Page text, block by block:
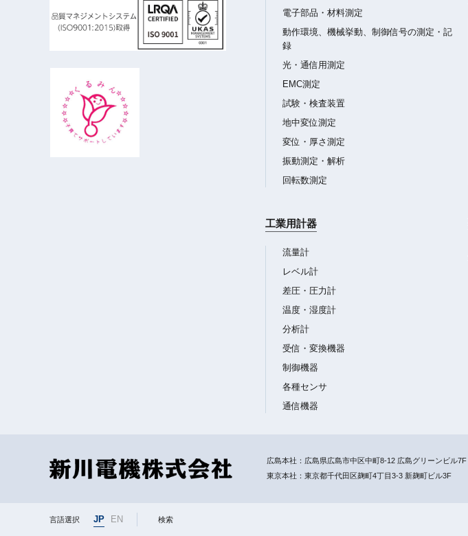
電子部品・材料測定
動作環境、機械挙動、制御信号の測定・記
録
光・通信用測定
EMC測定
試験・検査装置
地中変位測定
変位・厚さ測定
振動測定・解析
回転数測定
工業用計器
流量計
レベル計
差圧・圧力計
温度・湿度計
分析計
受信・変換機器
制御機器
各種センサ
通信機器
広島本社：広島県広島市中区中町8-12 広島グリーンビル7F
東京本社：東京都千代田区麹町4丁目3-3 新麹町ビル3F
言語選択 JP EN 検索